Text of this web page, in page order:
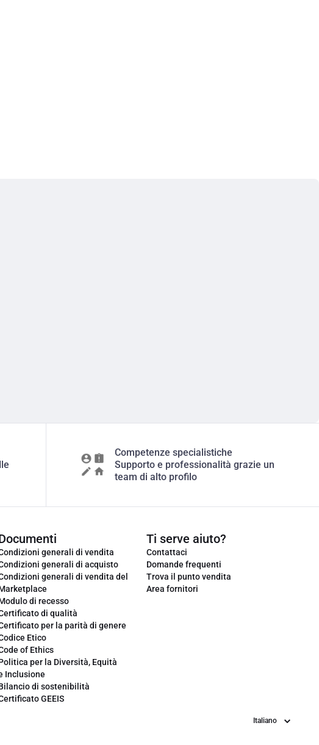
Competenze specialistiche
Supporto e professionalità grazie un
team di alto profilo
generali di vendita
generali di acquisto
generali di vendita del
di recesso
di qualità
per la parità di genere
Etico
of Ethics
per la Diversità, Equità
Inclusione
di sostenibilità
GEEIS
Ti serve aiuto?
Contattaci
Domande frequenti
Trova il punto vendita
Area fornitori
Lingua